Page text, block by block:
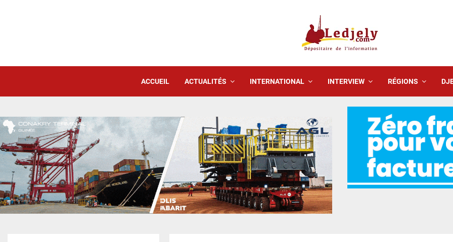
ACCUEIL ACTUALITÉS INTERNATIONAL INTERVIEW RÉGIONS